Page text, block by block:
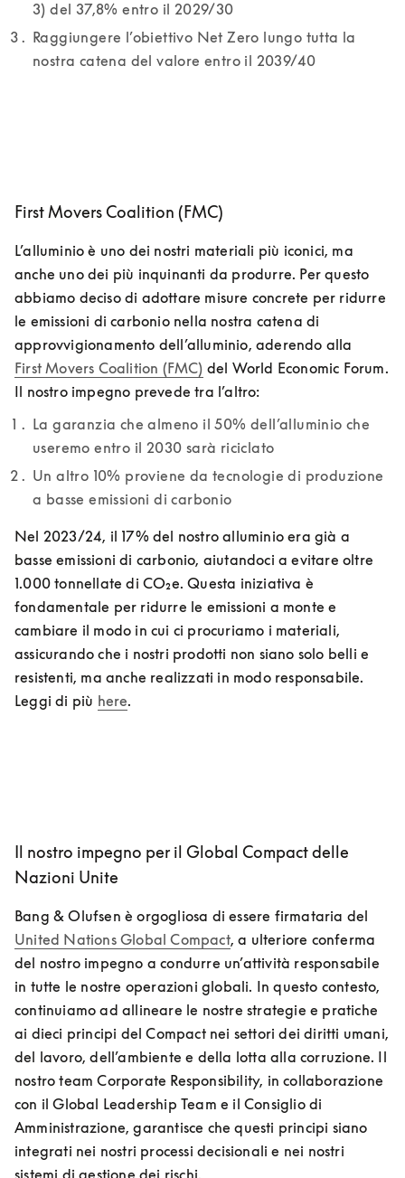
3) del 37,8% entro il 2029/30
Raggiungere l’obiettivo Net Zero lungo tutta la
nostra catena del valore entro il 2039/40
First Movers Coalition (FMC)
L’alluminio è uno dei nostri materiali più iconici, ma
anche uno dei più inquinanti da produrre. Per questo
abbiamo deciso di adottare misure concrete per ridurre
le emissioni di carbonio nella nostra catena di
approvvigionamento dell’alluminio, aderendo alla
First Movers Coalition (FMC) del World Economic Forum.
Il nostro impegno prevede tra l’altro:
La garanzia che almeno il 50% dell’alluminio che
useremo entro il 2030 sarà riciclato
Un altro 10% proviene da tecnologie di produzione
a basse emissioni di carbonio
Nel 2023/24, il 17% del nostro alluminio era già a
basse emissioni di carbonio, aiutandoci a evitare oltre
1.000 tonnellate di CO₂e. Questa iniziativa è
fondamentale per ridurre le emissioni a monte e
cambiare il modo in cui ci procuriamo i materiali,
assicurando che i nostri prodotti non siano solo belli e
resistenti, ma anche realizzati in modo responsabile.
Leggi di più here.
Il nostro impegno per il Global Compact delle
Nazioni Unite
Bang & Olufsen è orgogliosa di essere firmataria del
United Nations Global Compact, a ulteriore conferma
del nostro impegno a condurre un’attività responsabile
in tutte le nostre operazioni globali. In questo contesto,
continuiamo ad allineare le nostre strategie e pratiche
ai dieci principi del Compact nei settori dei diritti umani,
del lavoro, dell’ambiente e della lotta alla corruzione. Il
nostro team Corporate Responsibility, in collaborazione
con il Global Leadership Team e il Consiglio di
Amministrazione, garantisce che questi principi siano
integrati nei nostri processi decisionali e nei nostri
sistemi di gestione dei rischi.